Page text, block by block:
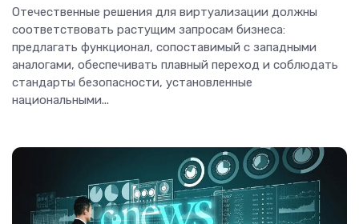
Отечественные решения для виртуализации должны
соответствовать растущим запросам бизнеса:
предлагать функционал, сопоставимый с западными
аналогами, обеспечивать плавный переход и соблюдать
стандарты безопасности, установленные
национальными...